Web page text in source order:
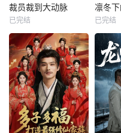
裁员裁到大动脉
已完结
凛冬
已完结